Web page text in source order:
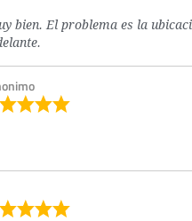
bien. El problema es la